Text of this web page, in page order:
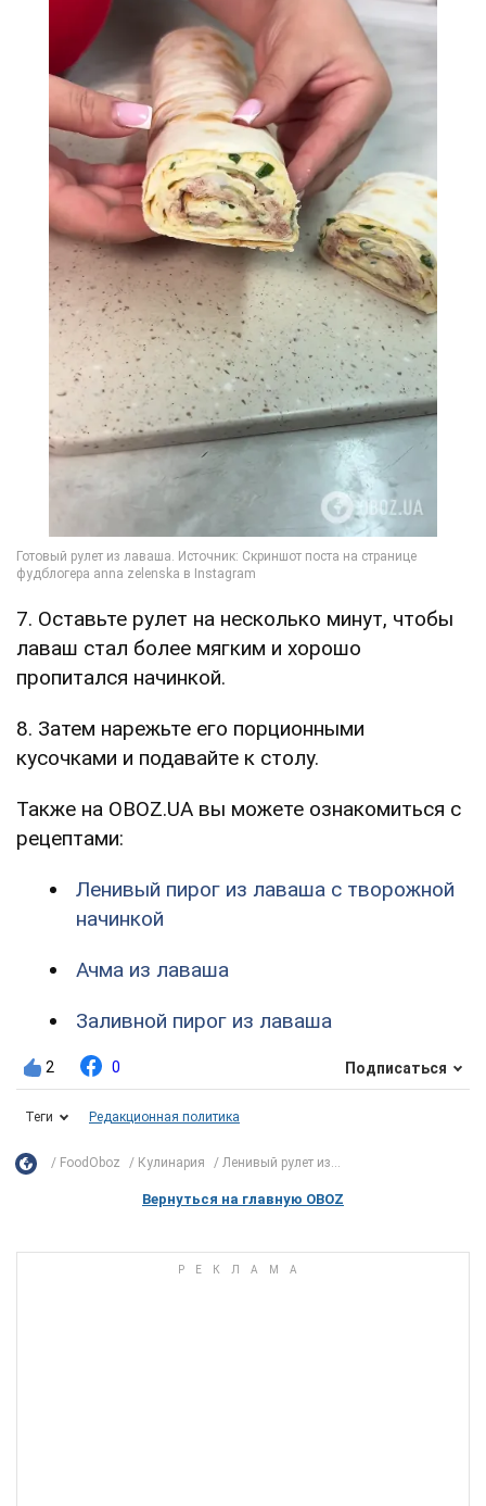
7. Оставьте рулет на несколько минут, чтобы
лаваш стал более мягким и хорошо
пропитался начинкой.
8. Затем нарежьте его порционными
кусочками и подавайте к столу.
Также на OBOZ.UA вы можете ознакомиться с
рецептами:
Ленивый пирог из лаваша с творожной
начинкой
Ачма из лаваша
Заливной пирог из лаваша
2 0 Подписаться
Теги Редакционная политика
FoodOboz Кулинария Ленивый рулет из...
Вернуться на главную OBOZ